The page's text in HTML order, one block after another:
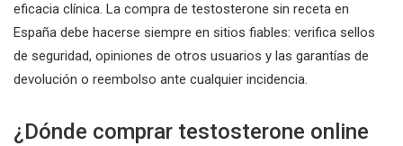
eficacia clínica. La compra de testosterone sin receta en
España debe hacerse siempre en sitios fiables: verifica sellos
de seguridad, opiniones de otros usuarios y las garantías de
devolución o reembolso ante cualquier incidencia.
¿Dónde comprar testosterone online